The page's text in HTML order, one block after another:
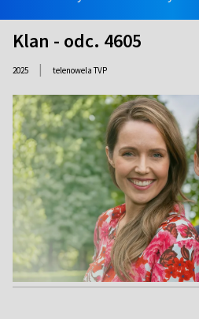
Klan - odc. 4605
2025 | telenowela TVP